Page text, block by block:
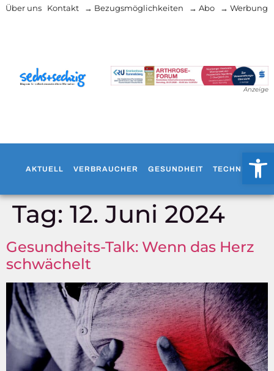
Über uns Kontakt → Bezugsmöglichkeiten → Abo → Werbung
Anzeige
AKTUELL VERBRAUCHER GESUNDHEIT TECHNIK
Tag: 12. Juni 2024
Gesundheits-Talk: Wenn das Herz
schwächelt